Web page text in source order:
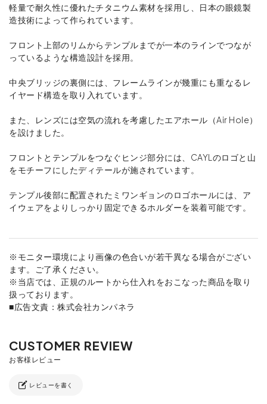
軽量で耐久性に優れたチタニウム素材を採用し、日本の眼鏡製
造技術によって作られています。
フロント上部のリムからテンプルまでが一本のラインでつなが
っているような構造設計を採用。
中央ブリッジの裏側には、フレームラインが幾重にも重なるレ
イヤード構造を取り入れています。
また、レンズには空気の流れを考慮したエアホール（Air Hole）
を設けました。
フロントとテンプルをつなぐヒンジ部分には、CAYLのロゴと山
をモチーフにしたディテールが施されています。
テンプル後部に配置されたミワンギョンのロゴホールには、ア
イウェアをよりしっかり固定できるホルダーを装着可能です。
※モニター環境により画像の色合いが若干異なる場合がござい
ます。ご了承ください。
※当店では、正規のルートから仕入れをおこなった商品を取り
扱っております。
■広告文責：株式会社カンパネラ
レビューを書く